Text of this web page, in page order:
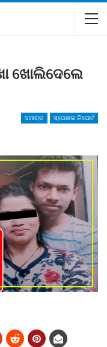
ଖୋଲିଦେଲେ
ସମାଚାର ସ୍ପେଶାଲ ରିପୋର୍ଟ